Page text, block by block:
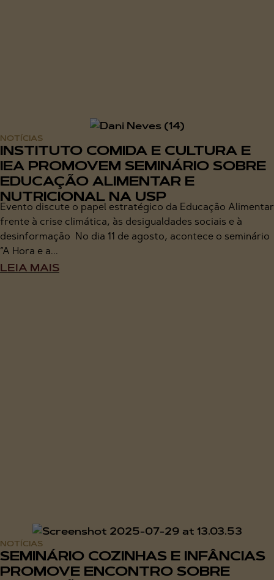
NOTÍCIAS
INSTITUTO COMIDA E CULTURA E
IEA PROMOVEM SEMINÁRIO SOBRE
EDUCAÇÃO ALIMENTAR E
NUTRICIONAL NA USP
Evento discute o papel estratégico da Educação Alimentar
frente à crise climática, às desigualdades sociais e à
desinformação No dia 11 de agosto, acontece o seminário
“A Hora e a...
LEIA MAIS
NOTÍCIAS
SEMINÁRIO COZINHAS E INFÂNCIAS
PROMOVE ENCONTRO SOBRE